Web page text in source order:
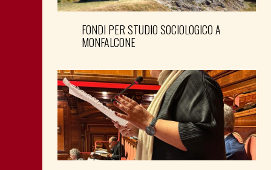
FONDI PER STUDIO SOCIOLOGICO A
MONFALCONE